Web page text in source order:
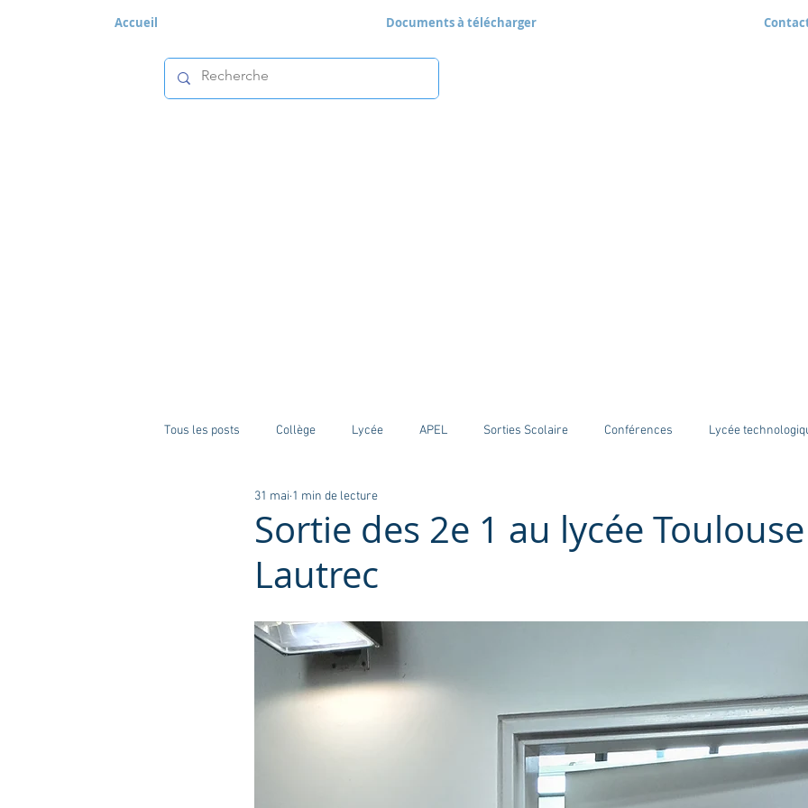
Accueil Documents à télécharger
Tous les posts Collège Lycée APEL Sorties Scolaire Conférences Lycée
Sortie des 2e 1 au lycée Toulouse
Lautrec
31 mai 1 min de lecture